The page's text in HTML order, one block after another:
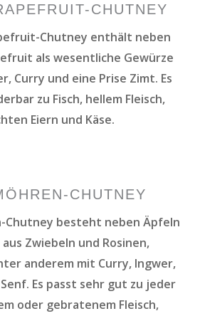
CHUTNEY
Chutney enthält neben
als wesentliche Gewürze
Curry und eine Prise Zimt. Es
zu Fisch, hellem Fleisch,
Eiern und Käse.
CHUTNEY
Chutney besteht neben Äpfeln
Zwiebeln und Rosinen,
anderem mit Curry, Ingwer,
Es passt sehr gut zu jeder
oder gebratenem Fleisch,